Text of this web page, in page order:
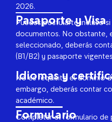
2026.
Pasaporte y Visa
Puedes postularte incluso
documentos. No obstante,
seleccionado, deberás
(B1/B2) y pasaporte
Idiomas y
No es requisito el dominio
embargo, deberás contar
académico.
Formulario
Completar el formulario de